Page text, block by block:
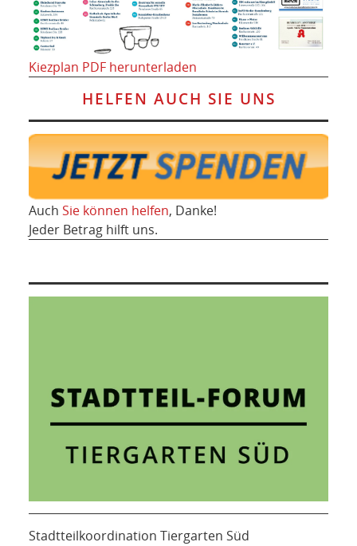
Kiezplan PDF herunterladen
HELFEN AUCH SIE UNS
Auch Sie können helfen, Danke!
Jeder Betrag hilft uns.
Stadtteilkoordination Tiergarten Süd